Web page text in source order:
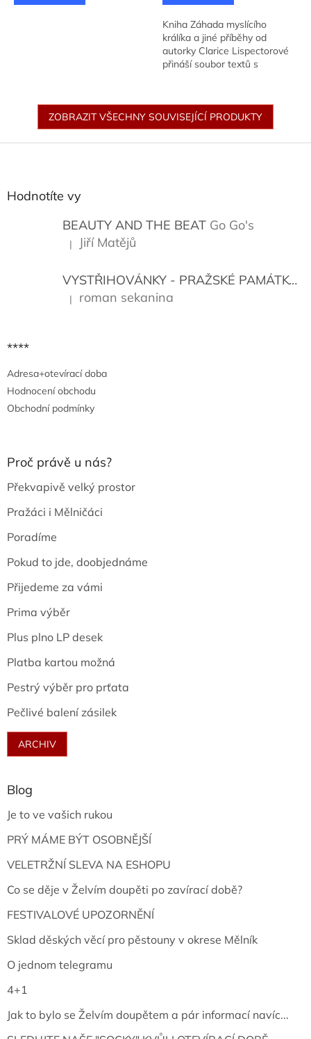
Kniha Záhada myslícího
králíka a jiné příběhy od
autorky Clarice Lispectorové
přináší soubor textů s
ZOBRAZIT VŠECHNY SOUVISEJÍCÍ PRODUKTY
Hodnotíte vy
BEAUTY AND THE BEAT Go Go's
Hodnocení produktu je 5 z 5 hvězdiček.
| Jiří Matějů
VYSTŘIHOVÁNKY - PRAŽSKÉ PAMÁTKY
Hodnocení produktu je 5 z 5 hvězdiček.
| roman sekanina
****
Adresa+otevírací doba
Hodnocení obchodu
Obchodní podmínky
Proč právě u nás?
Překvapivě velký prostor
Pražáci i Mělničáci
Poradíme
Pokud to jde, doobjednáme
Přijedeme za vámi
Prima výběr
Plus plno LP desek
Platba kartou možná
Pestrý výběr pro prťata
Pečlivé balení zásilek
ARCHIV
Blog
Je to ve vašich rukou
PRÝ MÁME BÝT OSOBNĚJŠÍ
VELETRŽNÍ SLEVA NA ESHOPU
Co se děje v Želvím doupěti po zavírací době?
FESTIVALOVÉ UPOZORNĚNÍ
Sklad děských věcí pro pěstouny v okrese Mělník
O jednom telegramu
4+1
Jak to bylo se Želvím doupětem a pár informací navíc...